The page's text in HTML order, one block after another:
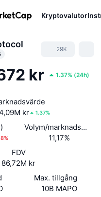
Kryptovalutor
29K
kr 1.37% (24h)
kr
1.37%
Volym/marknadsvärde
11,17%
FDV
86,72M kr
Max. tillgång
10B MAPO